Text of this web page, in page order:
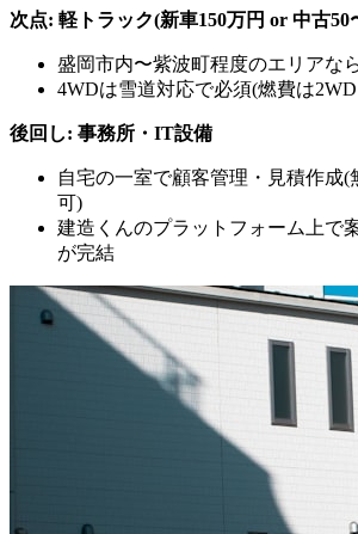
次点: 軽トラック(新車150万円 or 中古50
盛岡市内〜紫波町程度のエリアな
4WDは雪道対応で必須(燃費は
後回し: 事務所・IT設備
自宅の一室で顧客管理・見積作成(
可)
建造くんのプラットフォーム上で
が完結